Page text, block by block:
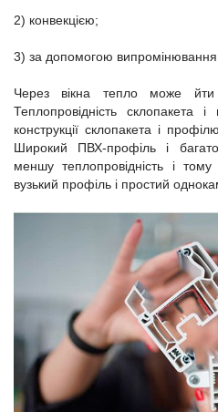
2) конвекцією;
3) за допомогою
Через вікна тепло може
Теплопровідність склопакета
конструкції склопакета і
Широкий ПВХ-профіль і
меншу теплопровідність і
вузький профіль і простий